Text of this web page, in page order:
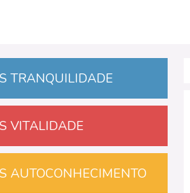
TRANQUILIDADE
VITALIDADE
AUTOCONHECIMENTO